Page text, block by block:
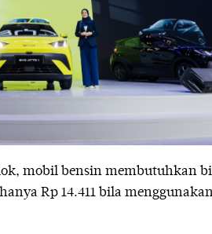
mobil bensin membutuhkan
Rp 14.411 bila